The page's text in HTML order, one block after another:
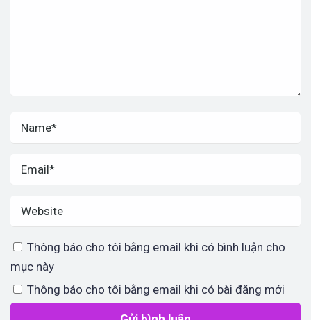
Thông báo cho tôi bằng email khi có bình luận cho
mục này
Thông báo cho tôi bằng email khi có bài đăng mới